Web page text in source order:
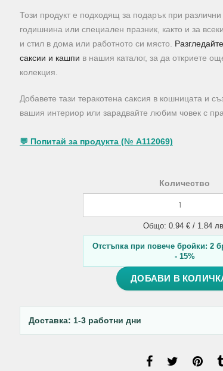
Този продукт е подходящ за подарък при
годишнина или специален празник, както и за
и стил в дома или работното си място.
саксии и кашпи в нашия каталог, за да откриете
колекция.
Добавете тази теракотена саксия в кошницата и
вашия интериор или зарадвайте любим човек с
💬 Попитай за продукта (№ A112069)
Количество
Общо: 0.94 € / 1.84
Отстъпка при повече бройки: 2
- 15%
ДОБАВИ В
Доставка: 1-3 работни дни